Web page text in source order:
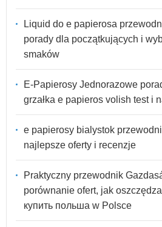
Liquid do e papierosa
porady dla początkujących i
smaków
E-Papierosy Jednorazowe
grzałka e papieros volish test i
e papierosy bialystok
najlepsze oferty i recenzje
Praktyczny przewodnik
porównanie ofert, jak
купить польша w Polsce